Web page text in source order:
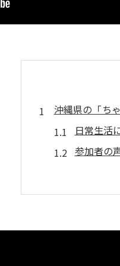
沖縄県の「ち
日常生活
参加者の
地域の
体操がも
続けるこ